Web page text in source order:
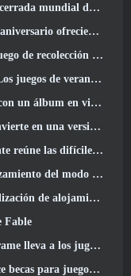
MapleStory Classic
de elegir un agente de rango S gratuito
Honkai: Alma de enlace
han regresado a Overwatch
de edición coleccionista
“Eastern Steampunk” 2.0
del vacío y las profundidades
de League Of Legends
jugadores de RuneScape
Fable
nuevo, El sistema Tau
los requisitos son interesantes